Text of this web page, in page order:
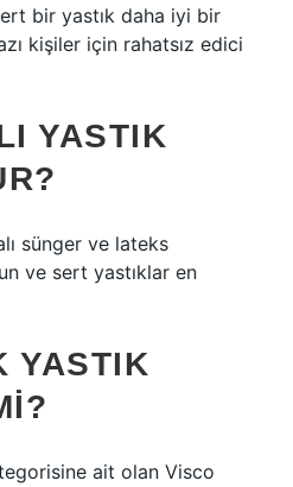
bir yastık daha iyi bir
kişiler için rahatsız edici
YASTIK
sünger ve lateks
ve sert yastıklar en
YASTIK
ait olan Visco